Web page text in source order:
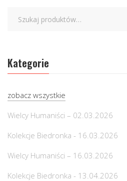
Kategorie
zobacz wszystkie
Wielcy Humaniści – 02.03.2026
Kolekcje Biedronka - 16.03.2026
Wielcy Humaniści – 16.03.2026
Kolekcje Biedronka - 13.04.2026